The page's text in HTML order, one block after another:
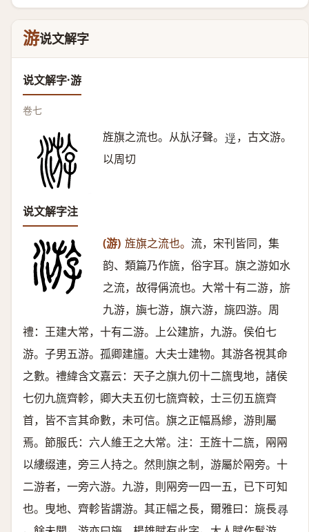
游说文解字
说文解字·游
卷七
旌旗之流也。从㫃汓聲。 𨒰 ，古文游。
以周切
说文解字注
(游) 旌旗之流也。 流，宋刊皆同，集
韵、類篇乃作旒，俗字耳。旗之游如水
之流，故得偁流也。大常十有二游，旂
九游，旟七游，旗六游，旐四游。周
禮：王建大常，十有二游。上公建旂，九游。侯伯七
游。子男五游。孤卿建旜。大夫士建物。其游各視其命
之數。禮緯含文嘉云：天子之旗九仞十二旒曳地，諸侯
七仞九旒齊軫，卿大夫五仞七旒齊較，士三仞五旒齊
首，皆不言其命數，未可信。旗之正幅爲縿，游則屬
焉。節服氏：六人維王之大常。注：王旌十二旒，㒳㒳
以縷缀連，旁三人持之。然則旗之制，游屬於㒳旁。十
二游者，一旁六游。九游，則㒳旁一四一五，已下可知
也。曳地、齊軫皆謂游。其正幅之長，爾雅曰：旐長𡬶